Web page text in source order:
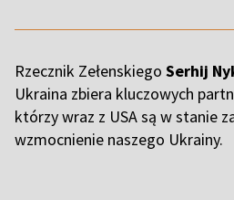
Rzecznik Zełenskiego Serhij
Ukraina zbiera kluczowych
którzy wraz z USA są w stanie
wzmocnienie naszego Ukrainy.